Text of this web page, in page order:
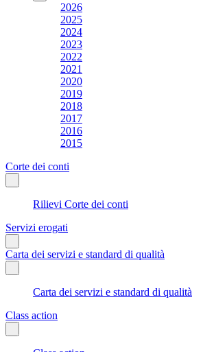
2026
2025
2024
2023
2022
2021
2020
2019
2018
2017
2016
2015
Corte dei conti
Rilievi Corte dei conti
Servizi erogati
Carta dei servizi e standard di qualità
Carta dei servizi e standard di qualità
Class action